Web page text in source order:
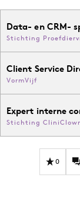
Data- en CRM-
Stichting
Client Service
VormVijf
Expert interne
Stichting
0